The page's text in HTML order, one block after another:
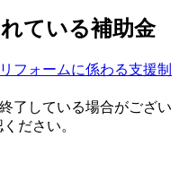
ている補助金
フォームに係わる支援制
了している場合がござい
ださい。